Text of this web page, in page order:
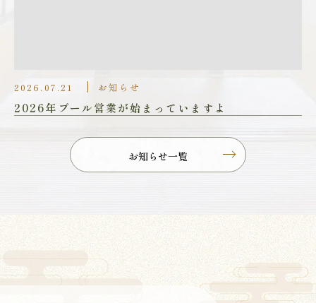
2026.07.21 お知らせ
2026年プール営業が始まっていますよ
お知らせ一覧